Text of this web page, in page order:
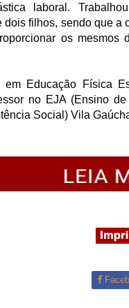
laboral.
filhos, sendo que
os mesmos
Educação Física
no EJA (Ensino
Social) Vila